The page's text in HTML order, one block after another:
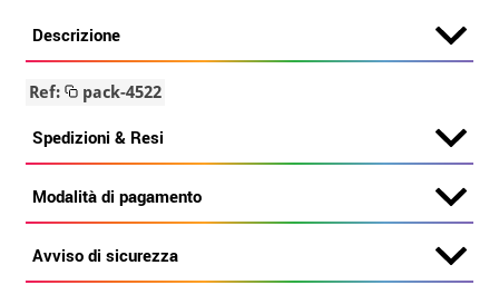
Descrizione
Ref: pack-4522
Spedizioni & Resi
Modalità di pagamento
Avviso di sicurezza